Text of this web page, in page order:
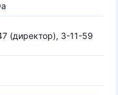
(директор), 3-11-59